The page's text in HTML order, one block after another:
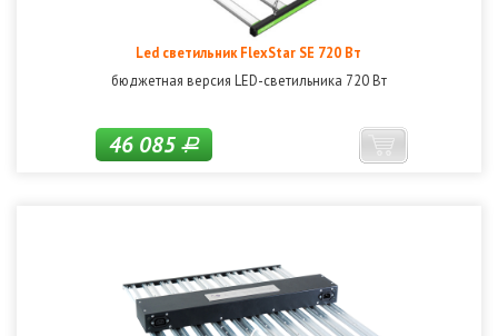
Led светильник FlexStar SE 720 Вт
бюджетная версия LED-светильника 720 Вт
46 085Р